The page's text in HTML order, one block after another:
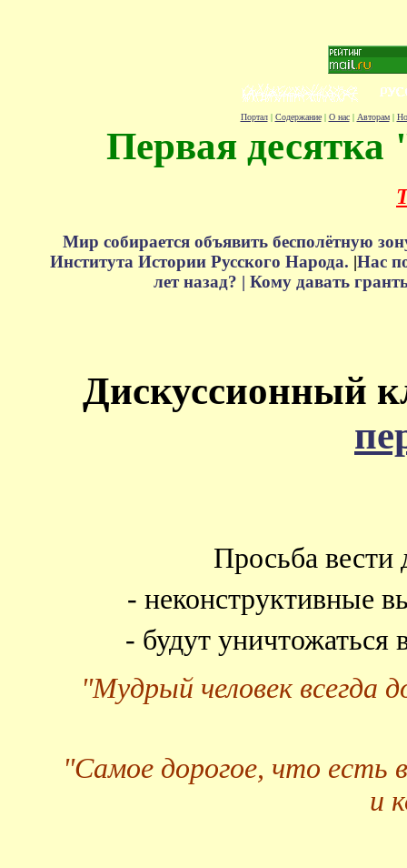
Портал| Содержание| О нас| Авторам|
Первая десятка
Мир собирается объявить бесполётную
Института Истории Русского Народа. |Нас
лет назад? | Кому давать
Дискуссионный
Просьба вести
- неконструктивные
- будут
"Мудрый человек всегда
"Самое дорогое, что есть
и